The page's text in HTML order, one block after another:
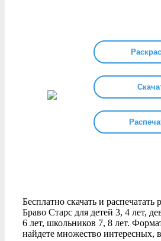
Бесплатно скачать и распечатать
Браво Старс для детей 3, 4 лет,
6 лет, школьников 7, 8 лет.
найдете множество интересных,